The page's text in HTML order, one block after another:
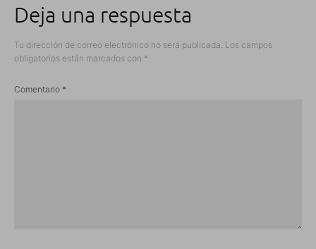
Deja una respuesta
Tu dirección de correo electrónico no será publicada. Los campos
obligatorios están marcados con *
Comentario *